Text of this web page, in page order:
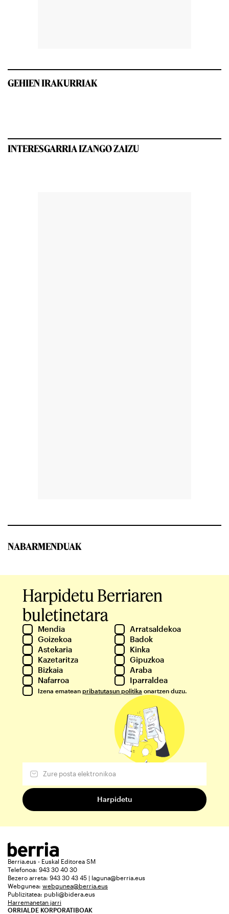
GEHIEN IRAKURRIAK
INTERESGARRIA IZANGO ZAIZU
NABARMENDUAK
Harpidetu Berriaren
buletinetara
Mendia
Arratsaldekoa
Goizekoa
Badok
Astekaria
Kinka
Kazetaritza
Gipuzkoa
Bizkaia
Araba
Nafarroa
Iparraldea
Izena ematean pribatutasun politika onartzen duzu.
Berria.eus - Euskal Editorea SM
Telefonoa: 943 30 40 30
Bezero arreta: 943 30 43 45 | laguna@berria.eus
Webgunea: webgunea@berria.eus
Publizitatea: publi@bidera.eus
Harremanetan jarri
ORRIALDE KORPORATIBOAK